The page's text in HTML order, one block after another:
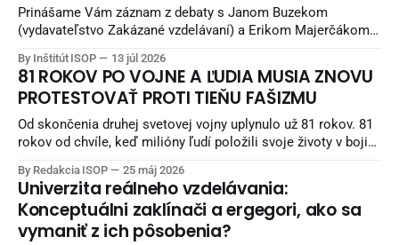
Prinášame Vám záznam z debaty s Janom Buzekom
(vydavateľstvo Zakázané vzdelávaní) a Erikom Majerčákom
nadväzuje na debatu zo staršieho obdobia a pokračuje
potom aj unikátnymi pohľadmi Jana Buzeka - čo sa snažiť
robiť, aby sme žili lepšie. Diskusia sa nahrávala v Reštaurácii
Kozlovňa v Košiciach.
By Inštitút ISOP 13 júl 2026
81 ROKOV PO VOJNE A ĽUDIA MUSIA ZNOVU
PROTESTOVAŤ PROTI TIEŇU FAŠIZMU
Od skončenia druhej svetovej vojny uplynulo už 81 rokov. 81
rokov od chvíle, keď milióny ľudí položili svoje životy v boji
Naši starí otcovia bojovali v horách, partizáni umierali za
slobodu, mestá boli vypaľované a celé rodiny ničila vojna.
Európa bola zaplnená krvou
By Redakcia ISOP 25 máj 2026
Univerzita reálneho vzdelávania:
Konceptuálni zaklínači a ergegori, ako sa
vymaniť z ich pôsobenia?